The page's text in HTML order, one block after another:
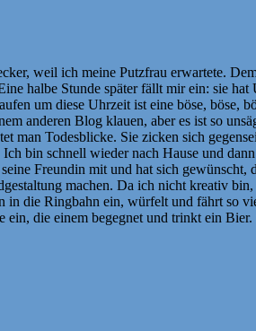
weil ich meine Putzfrau erwartete.
halbe Stunde später fällt mir ein: sie
um diese Uhrzeit ist eine böse, böse,
anderen Blog klauen, aber es ist so
man Todesblicke. Sie zicken sich
bin schnell wieder nach Hause und
Freundin mit und hat sich
machen. Da ich nicht kreativ
die Ringbahn ein, würfelt und fährt so
die einem begegnet und trinkt ein